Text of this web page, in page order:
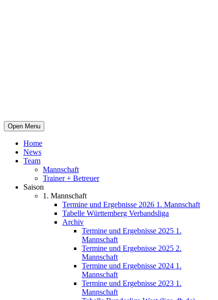
Open Menu
Home
News
Team
Mannschaft
Trainer + Betreuer
Saison
1. Mannschaft
Termine und Ergebnisse 2026 1. Mannschaft
Tabelle Württemberg Verbandsliga
Archiv
Termine und Ergebnisse 2025 1.
Mannschaft
Termine und Ergebnisse 2025 2.
Mannschaft
Termine und Ergebnisse 2024 1.
Mannschaft
Termine und Ergebnisse 2023 1.
Mannschaft